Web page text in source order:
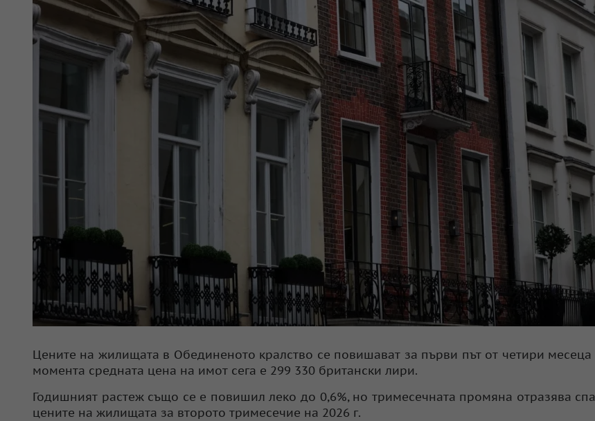
Цените на жилищата в Обединеното кралство се повишават за първи път от четири
момента средната цена на имот сега е 299 330 британски лири.
Годишният растеж също се е повишил леко до 0,6%, но тримесечната промяна отразява
цените на жилищата за второто тримесечие на 2026 г.